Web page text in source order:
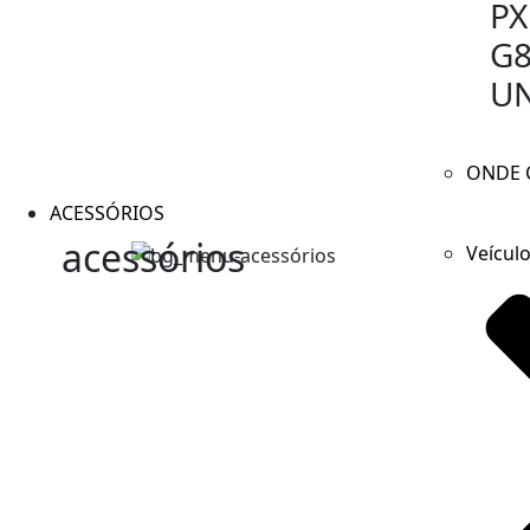
PX
ONDE
ACESSÓRIOS
acessórios